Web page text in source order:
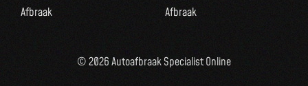
Afbraak
Afbraak
© 2026 Autoafbraak Specialist Online